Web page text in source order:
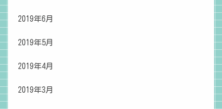
2019年6月
2019年5月
2019年4月
2019年3月